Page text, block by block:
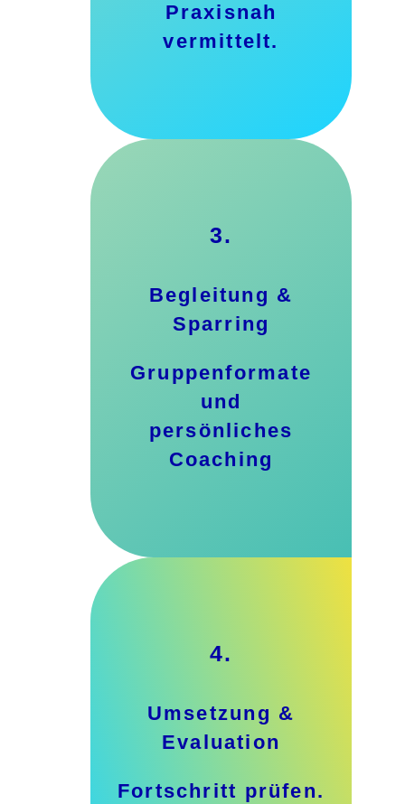
Praxisnah
vermittelt.
3.
Begleitung &
Sparring
Gruppenformate
und
persönliches
Coaching
4.
Umsetzung &
Evaluation
Fortschritt prüfen.